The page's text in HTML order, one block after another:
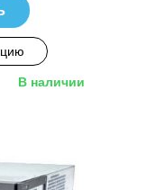
В наличии